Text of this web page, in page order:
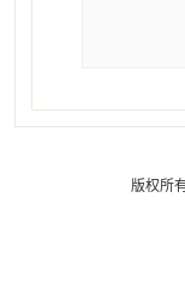
版权所有